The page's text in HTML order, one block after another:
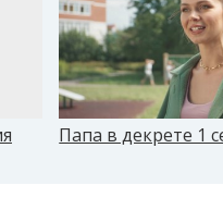
Папа в декрете 1